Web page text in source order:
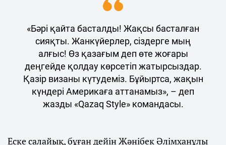
«Бәрі қайта басталды! Жақсы басталған
сияқты. Жанкүйерлер, сіздерге мың
алғыс! Өз қазағым деп өте жоғары
деңгейде қолдау көрсетіп жатырсыздар.
Қазір визаны күтудеміз. Бұйыртса, жақын
күндері Америкаға аттанамыз», – деп
жазды «Qazaq Style» командасы.
Еске салайық, бұған дейін Жәнібек Әлімханұлы